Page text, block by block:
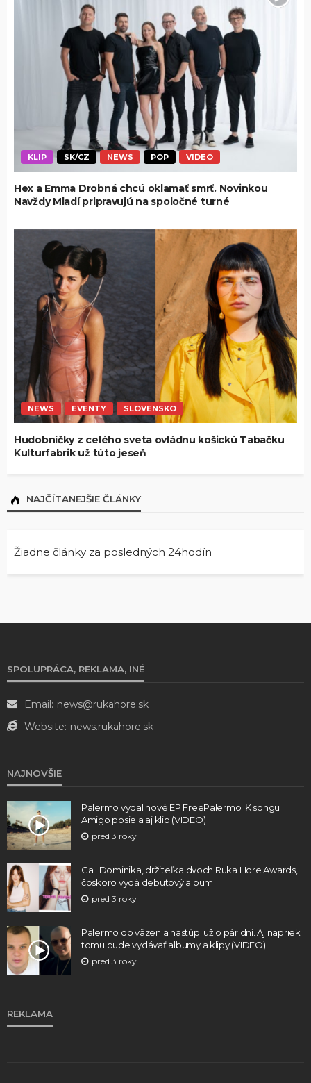
KLIP SK/CZ NEWS POP VIDEO
Hex a Emma Drobná chcú oklamať smrť. Novinkou
Navždy Mladí pripravujú na spoločné turné
NEWS EVENTY SLOVENSKO
Hudobníčky z celého sveta ovládnu košickú Tabačku
Kulturfabrik už túto jeseň
NAJČÍTANEJŠIE ČLÁNKY
Žiadne články za posledných 24hodín
SPOLUPRÁCA, REKLAMA, INÉ
Email: news@rukahore.sk
Website: news.rukahore.sk
NAJNOVŠIE
Palermo vydal nové EP FreePalermo. K songu
Amigo posiela aj klip (VIDEO)
pred 3 roky
Call Dominika, držiteľka dvoch Ruka Hore Awards,
čoskoro vydá debutový album
pred 3 roky
Palermo do väzenia nastúpi už o pár dní. Aj napriek
tomu bude vydávať albumy a klipy (VIDEO)
pred 3 roky
REKLAMA